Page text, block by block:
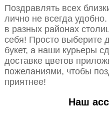
Поздравлять всех
лично не всегда
в разных районах
себя! Просто выберите
букет, а наши курьеры
доставке цветов
пожеланиями, чтобы
приятнее!
Наш